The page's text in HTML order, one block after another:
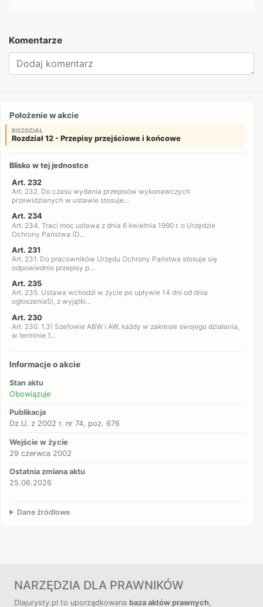
Komentarze
Położenie w akcie
ROZDZIAŁ
Rozdział 12 - Przepisy przejściowe i końcowe
Blisko w tej jednostce
Art. 232
Art. 232. Do czasu wydania przepisów wykonawczych
przewidzianych w ustawie stosuje...
Art. 234
Art. 234. Traci moc ustawa z dnia 6 kwietnia 1990 r. o Urzędzie
Ochrony Państwa (D...
Art. 231
Art. 231. Do pracowników Urzędu Ochrony Państwa stosuje się
odpowiednio przepisy p...
Art. 235
Art. 235. Ustawa wchodzi w życie po upływie 14 dni od dnia
ogłoszenia5), z wyjątki...
Art. 230
Art. 230. 1.3) Szefowie ABW i AW, każdy w zakresie swojego działania,
w terminie 1...
Informacje o akcie
Stan aktu
Obowiązuje
Publikacja
Dz.U. z 2002 r. nr 74, poz. 676
Wejście w życie
29 czerwca 2002
Ostatnia zmiana aktu
25.06.2026
Dane źródłowe
NARZĘDZIA DLA PRAWNIKÓW
Dlajurysty.pl to uporządkowana baza aktów prawnych,